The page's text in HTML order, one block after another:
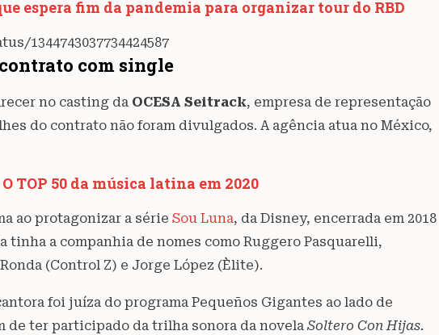
espera fim da pandemia para organizar tour do RBD
1344743037734424587
com single
no casting da OCESA Seitrack, empresa de representação
do contrato não foram divulgados. A agência atua no México,
TOP 50 da música latina em 2020
ao protagonizar a série Sou Luna, da Disney, encerrada em 2018
tinha a companhia de nomes como Ruggero Pasquarelli,
(Control Z) e Jorge López (Èlite).
foi juíza do programa Pequeños Gigantes ao lado de
de ter participado da trilha sonora da novela Soltero Con Hijas.